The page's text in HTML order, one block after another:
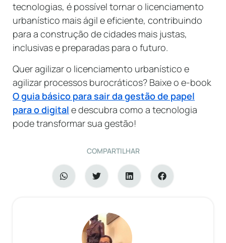
tecnologias, é possível tornar o licenciamento
urbanístico mais ágil e eficiente, contribuindo
para a construção de cidades mais justas,
inclusivas e preparadas para o futuro.
Quer agilizar o licenciamento urbanístico e
agilizar processos burocráticos? Baixe o e-book
O guia básico para sair da gestão de papel
para o digital e descubra como a tecnologia
pode transformar sua gestão!
COMPARTILHAR